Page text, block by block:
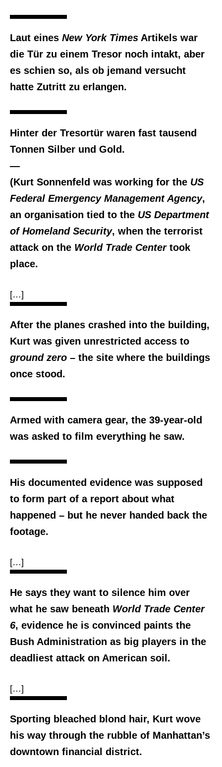
Laut eines New York Times Artikels war
die Tür zu einem Tresor noch intakt, aber
es schien so, als ob jemand versucht
hatte Zutritt zu erlangen.
Hinter der Tresortür waren fast tausend
Tonnen Silber und Gold.
—
(Kurt Sonnenfeld was working for the US
Federal Emergency Management Agency,
an organisation tied to the US Department
of Homeland Security, when the terrorist
attack on the World Trade Centertook
place.
[…]
After the planes crashed into the building,
Kurt was given unrestricted access to
ground zero – the site where the buildings
once stood.
Armed with camera gear, the 39-year-old
was asked to film everything he saw.
His documented evidence was supposed
to form part of a report about what
happened – but he never handed back the
footage.
[…]
He says they want to silence him over
what he saw beneath World Trade Center
6, evidence he is convinced paints the
Bush Administration as big players in the
deadliest attack on American soil.
[…]
Sporting bleached blond hair, Kurt wove
his way through the rubble of Manhattan’s
downtown financial district.